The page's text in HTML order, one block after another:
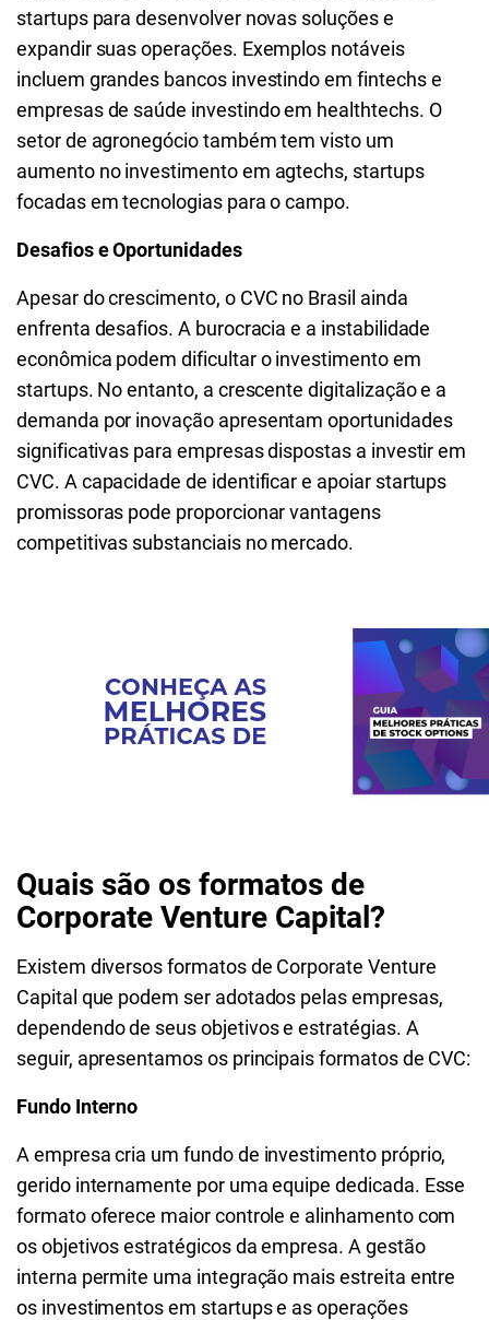
startups para desenvolver novas soluções e
expandir suas operações. Exemplos notáveis
incluem grandes bancos investindo em fintechs e
empresas de saúde investindo em healthtechs. O
setor de agronegócio também tem visto um
aumento no investimento em agtechs, startups
focadas em tecnologias para o campo.
Desafios e Oportunidades
Apesar do crescimento, o CVC no Brasil ainda
enfrenta desafios. A burocracia e a instabilidade
econômica podem dificultar o investimento em
startups. No entanto, a crescente digitalização e a
demanda por inovação apresentam oportunidades
significativas para empresas dispostas a investir em
CVC. A capacidade de identificar e apoiar startups
promissoras pode proporcionar vantagens
competitivas substanciais no mercado.
Quais são os formatos de
Corporate Venture Capital?
Existem diversos formatos de Corporate Venture
Capital que podem ser adotados pelas empresas,
dependendo de seus objetivos e estratégias. A
seguir, apresentamos os principais formatos de CVC:
Fundo Interno
A empresa cria um fundo de investimento próprio,
gerido internamente por uma equipe dedicada. Esse
formato oferece maior controle e alinhamento com
os objetivos estratégicos da empresa. A gestão
interna permite uma integração mais estreita entre
os investimentos em startups e as operações